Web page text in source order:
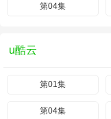
第04集
u酷云
第01集
第04集